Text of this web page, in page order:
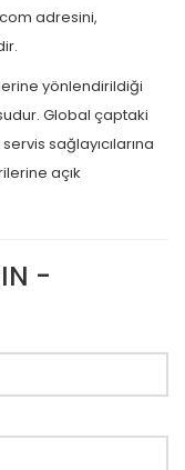
adresini,
yönlendirildiği
Global çaptaki
sağlayıcılarına
açık
-